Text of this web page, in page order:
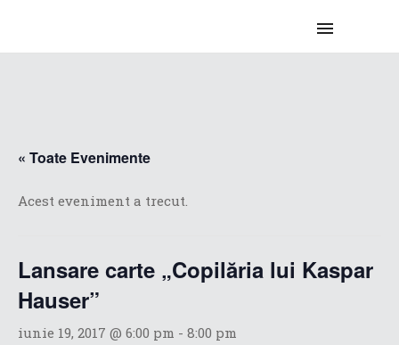
« Toate Evenimente
Acest eveniment a trecut.
Lansare carte „Copilăria lui Kaspar
Hauser”
iunie 19, 2017 @ 6:00 pm - 8:00 pm